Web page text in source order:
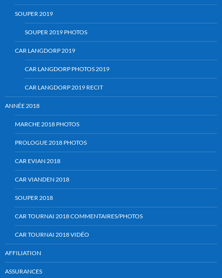
SOUPER 2019
SOUPER 2019 PHOTOS
CAR LANGDORP 2019
CAR LANGDORP PHOTOS 2019
CAR LANGDORP 2019 RECIT
ANNÉE 2018
MARCHE 2018 PHOTOS
PROLOGUE 2018 PHOTOS
CAR EVIAN 2018
CAR VIANDEN 2018
SOUPER 2018
CAR TOURNAI 2018 COMMENTAIRES/PHOTOS
CAR TOURNAI 2018 VIDÉO
AFFILIATION
ASSURANCES